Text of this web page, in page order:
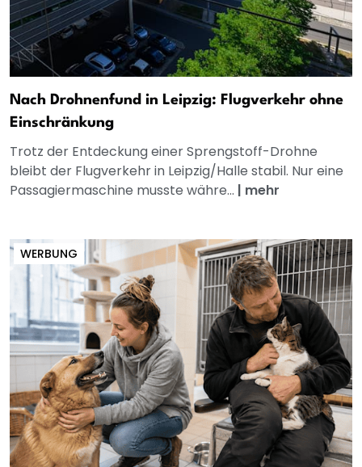
Nach Drohnenfund in Leipzig: Flugverkehr ohne
Einschränkung
Trotz der Entdeckung einer Sprengstoff-Drohne
bleibt der Flugverkehr in Leipzig/Halle stabil. Nur eine
Passagiermaschine musste währe... | mehr
WERBUNG